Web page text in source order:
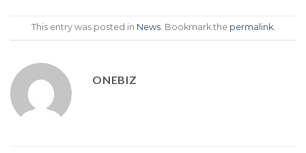
This entry was posted in News. Bookmark the permalink.
ONEBIZ